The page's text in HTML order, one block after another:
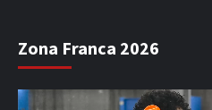
Zona Franca 2026
Reproductor